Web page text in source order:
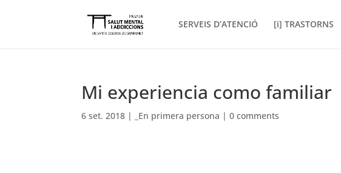
SERVEIS D’ATENCIÓ [i] TRASTORNS
Mi experiencia como familiar
6 set. 2018 | _En primera persona |0 comments